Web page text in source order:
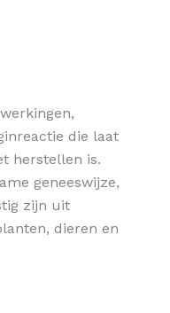
die laat
herstellen is.
geneeswijze,
zijn uit
dieren en